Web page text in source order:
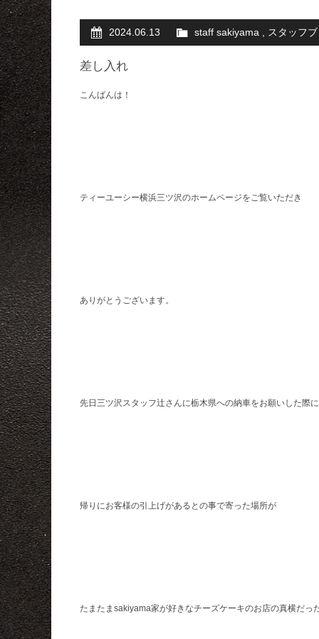
2024.06.13 staff sakiyama スタッフ
差し入れ
こんばんは！
ティーユーシー横浜三ツ沢のホームページをご覧いただき
ありがとうございます。
先日三ツ沢スタッフ辻さんに栃木県への納車をお願いした際に
帰りにお客様の引上げがあるとの事で寄った場所が
たまたまsakiyama家が好きなチーズケーキのお店の真横だっ